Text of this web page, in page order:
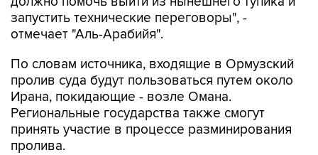
запустить технические переговоры", -
отмечает "Аль-Арабийя".
По словам источника, входящие в Ормузский
пролив суда будут пользоваться путем около
Ирана, покидающие - возле Омана.
Региональные государства также смогут
принять участие в процессе разминирования
пролива.